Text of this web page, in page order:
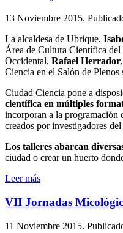
13 Noviembre 2015.
La alcaldesa de Ubrique,
Área de Cultura Científica del
Occidental, Rafael Herrador
Ciencia en el Salón de
Ciudad Ciencia pone a
científica en múltiples
incorporan a la programación
creados por investigadores
Los talleres abarcan
ciudad o crear un huerto
Leer más
VII Jornadas
11 Noviembre 2015.